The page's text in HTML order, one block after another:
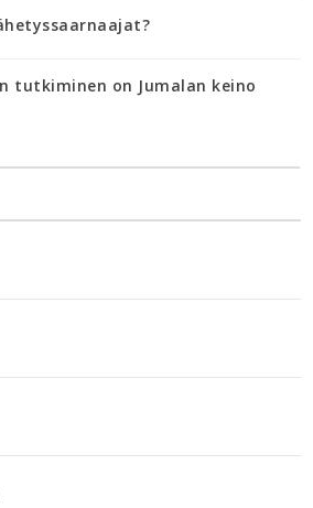
tutkiminen on Jumalan keino